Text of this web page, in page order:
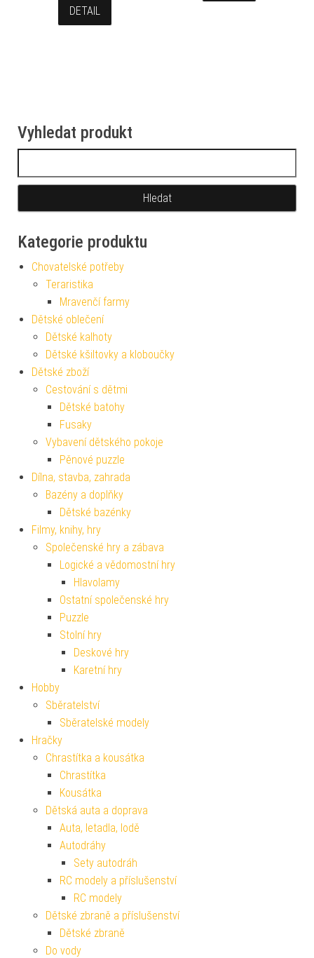
DETAIL
Vyhledat produkt
Kategorie produktu
Chovatelské potřeby
Teraristika
Mravenčí farmy
Dětské oblečení
Dětské kalhoty
Dětské kšiltovky a kloboučky
Dětské zboží
Cestování s dětmi
Dětské batohy
Fusaky
Vybavení dětského pokoje
Pěnové puzzle
Dílna, stavba, zahrada
Bazény a doplňky
Dětské bazénky
Filmy, knihy, hry
Společenské hry a zábava
Logické a vědomostní hry
Hlavolamy
Ostatní společenské hry
Puzzle
Stolní hry
Deskové hry
Karetní hry
Hobby
Sběratelství
Sběratelské modely
Hračky
Chrastítka a kousátka
Chrastítka
Kousátka
Dětská auta a doprava
Auta, letadla, lodě
Autodráhy
Sety autodráh
RC modely a příslušenství
RC modely
Dětské zbraně a příslušenství
Dětské zbraně
Do vody